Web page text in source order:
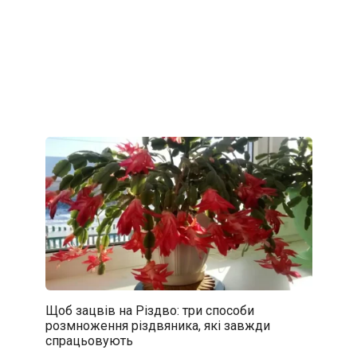
Щоб зацвів на Різдво: три способи
розмноження різдвяника, які завжди
спрацьовують